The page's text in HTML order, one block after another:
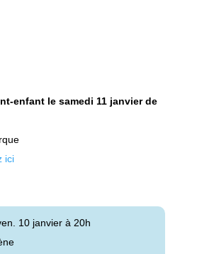
10 janvier à 20h
enfant le samedi 11 janvier de
ici